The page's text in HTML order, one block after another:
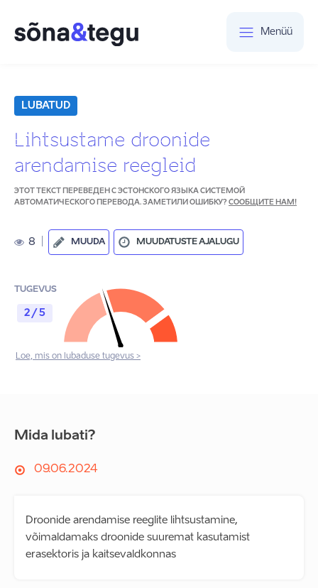
Menüü
LUBATUD
Lihtsustame droonide
arendamise reegleid
ЭТОТ ТЕКСТ ПЕРЕВЕДЕН С ЭСТОНСКОГО ЯЗЫКА СИСТЕМОЙ
АВТОМАТИЧЕСКОГО ПЕРЕВОДА. ЗАМЕТИЛИ ОШИБКУ? СООБЩИТЕ НАМ!
8 MUUDA MUUDATUSTE AJALUGU
TUGEVUS
2 / 5
Loe, mis on lubaduse tugevus >
Mida lubati?
09.06.2024
Droonide arendamise reeglite lihtsustamine,
võimaldamaks droonide suuremat kasutamist
erasektoris ja kaitsevaldkonnas